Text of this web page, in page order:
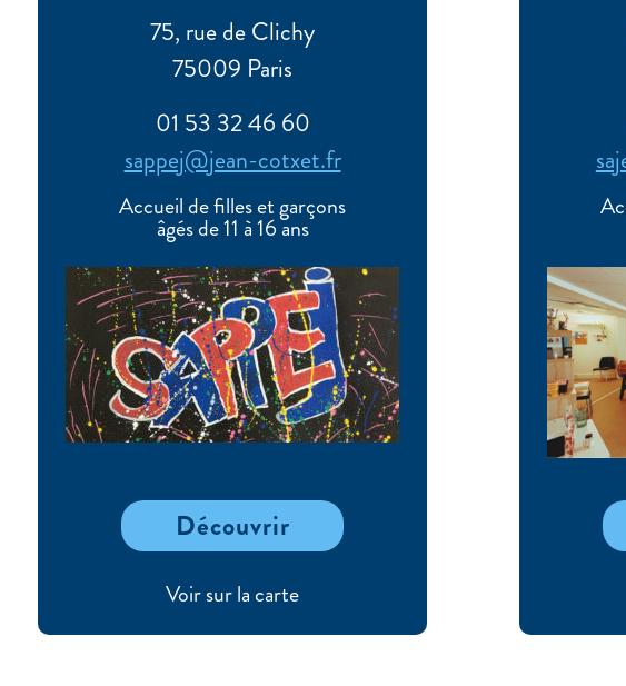
75, rue de Clichy
75009 Paris
01 53 32 46 60
sappej@jean-cotxet.fr
Accueil de filles et garçons
âgés de 11 à 16 ans
Découvrir
Voir sur la carte